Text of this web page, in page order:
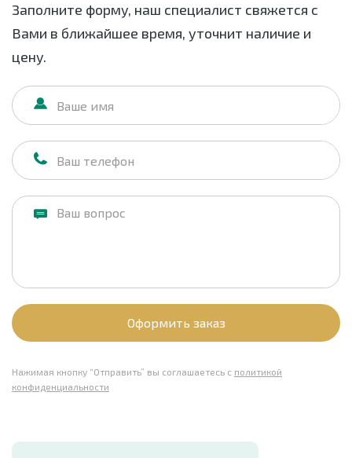
Заполните форму, наш специалист свяжется с
Вами в ближайшее время, уточнит наличие и
цену.
Оформить заказ
Нажимая кнопку “Отправить” вы соглашаетесь с политикой
конфиденциальности